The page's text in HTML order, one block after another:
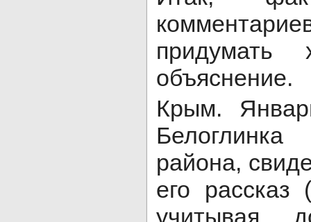
придумать
объяснение.
Крым.
Белоглинка
района,
его рассказ
учитывая